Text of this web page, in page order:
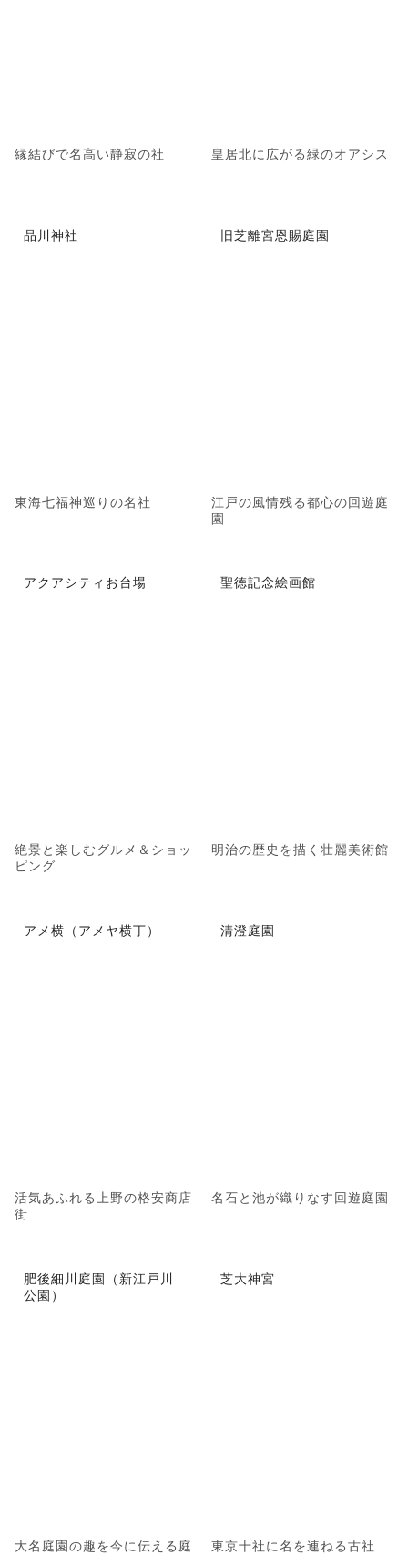
縁結びで名高い静寂の社 皇居北に広がる緑のオアシス
品川神社
東海七福神巡りの名社
旧芝離宮恩賜庭園
江戸の風情残る都心の回遊庭
園
アクアシティお台場
絶景と楽しむグルメ＆ショッ
ピング
聖徳記念絵画館
明治の歴史を描く壮麗美術館
アメ横（アメヤ横丁）
活気あふれる上野の格安商店
街
清澄庭園
名石と池が織りなす回遊庭園
肥後細川庭園（新江戸川
公園）
大名庭園の趣を今に伝える庭
芝大神宮
東京十社に名を連ねる古社